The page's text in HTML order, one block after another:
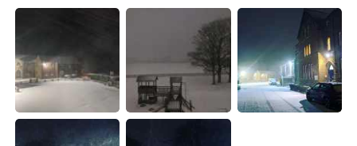
English 简体中文
繁體中文 Español
العربية Français